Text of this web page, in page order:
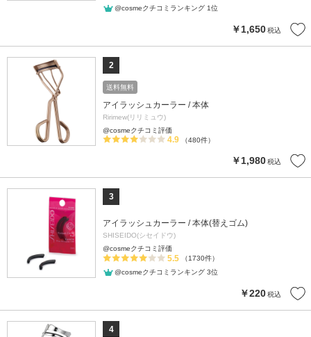
@cosmeクチコミランキング 1位
￥1,650税込
2
送料無料
アイラッシュカーラー / 本体
Ririmew(リリミュウ)
@cosmeクチコミ評価
4.9 （480件）
￥1,980税込
3
アイラッシュカーラー / 本体(替えゴム)
SHISEIDO(シセイドウ)
@cosmeクチコミ評価
5.5
（1730件）
@cosmeクチコミランキング 3位
￥220税込
4